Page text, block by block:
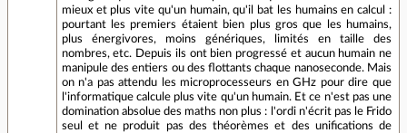
mieux et plus vite qu'un humain, qu'il bat les humains en calcul :
pourtant les premiers étaient bien plus gros que les humains,
plus énergivores, moins génériques, limités en taille des
nombres, etc. Depuis ils ont bien progressé et aucun humain ne
manipule des entiers ou des flottants chaque nanoseconde. Mais
on n'a pas attendu les microprocesseurs en GHz pour dire que
l'informatique calcule plus vite qu'un humain. Et ce n'est pas une
domination absolue des maths non plus : l'ordi n'écrit pas le Frido
seul et ne produit pas des théorèmes et des unifications de